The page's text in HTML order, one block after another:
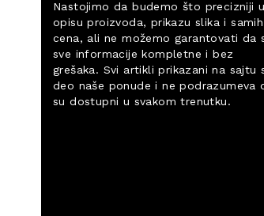
Nastojimo da budemo što precizniji u
opisu proizvoda, prikazu slika i samih
cena, ali ne možemo garantovati da
sve informacije kompletne i bez
grešaka. Svi artikli prikazani na sajtu
deo naše ponude i ne podrazumeva
su dostupni u svakom trenutku.